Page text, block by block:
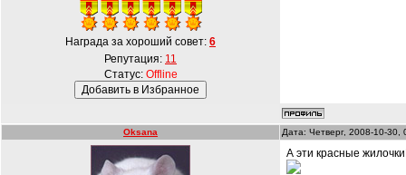
Награда за хороший совет: 6
Репутация: 11
Статус: Offline
Oksana Дата: Четверг, 2008-10-
А эти красные